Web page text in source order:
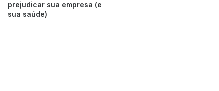
prejudicar sua empresa (e
sua saúde)